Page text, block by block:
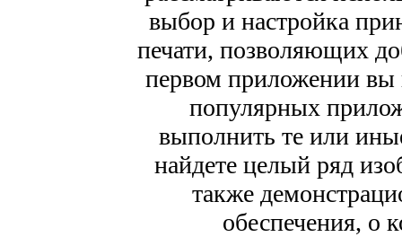
выбор и настройка
печати, позволяющих
первом приложении вы
популярных
выполнить те или
найдете целый ряд
также
обеспечения, о